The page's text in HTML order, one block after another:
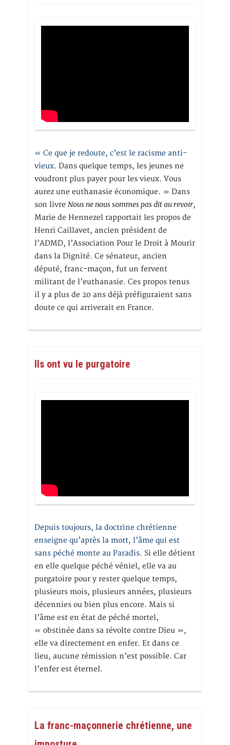
« Ce que je redoute, c’est le racisme anti-
vieux. Dans quelque temps, les jeunes ne
voudront plus payer pour les vieux. Vous
aurez une euthanasie économique. » Dans
son livre Nous ne nous sommes pas dit au revoir,
Marie de Hennezel rapportait les propos de
Henri Caillavet, ancien président de
l’ADMD, l’Association Pour le Droit à Mourir
dans la Dignité. Ce sénateur, ancien
député, franc-maçon, fut un fervent
militant de l’euthanasie. Ces propos tenus
il y a plus de 20 ans déjà préfiguraient sans
doute ce qui arriverait en France.
Ils ont vu le purgatoire
Depuis toujours, la doctrine chrétienne
enseigne qu’après la mort, l’âme qui est
sans péché monte au Paradis. Si elle détient
en elle quelque péché véniel, elle va au
purgatoire pour y rester quelque temps,
plusieurs mois, plusieurs années, plusieurs
décennies ou bien plus encore. Mais si
l’âme est en état de péché mortel,
« obstinée dans sa révolte contre Dieu »,
elle va directement en enfer. Et dans ce
lieu, aucune rémission n’est possible. Car
l’enfer est éternel.
La franc-maçonnerie chrétienne, une